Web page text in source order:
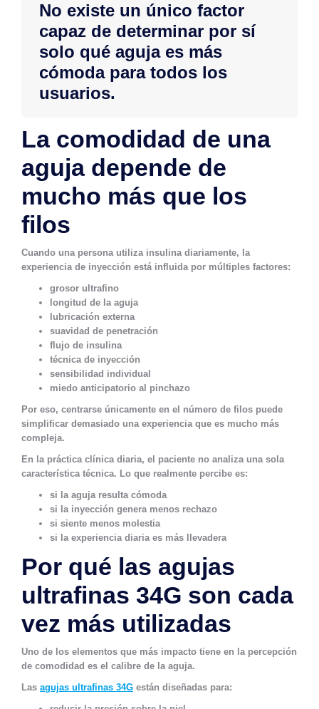
No existe un único factor
capaz de determinar por sí
solo qué aguja es más
cómoda para todos los
usuarios.
La comodidad de una
aguja depende de
mucho más que los
filos
Cuando una persona utiliza insulina diariamente, la
experiencia de inyección está influida por múltiples factores:
grosor ultrafino
longitud de la aguja
lubricación externa
suavidad de penetración
flujo de insulina
técnica de inyección
sensibilidad individual
miedo anticipatorio al pinchazo
Por eso, centrarse únicamente en el número de filos puede
simplificar demasiado una experiencia que es mucho más
compleja.
En la práctica clínica diaria, el paciente no analiza una sola
característica técnica. Lo que realmente percibe es:
si la aguja resulta cómoda
si la inyección genera menos rechazo
si siente menos molestia
si la experiencia diaria es más llevadera
Por qué las agujas
ultrafinas 34G son cada
vez más utilizadas
Uno de los elementos que más impacto tiene en la percepción
de comodidad es el calibre de la aguja.
Las agujas ultrafinas 34G están diseñadas para: